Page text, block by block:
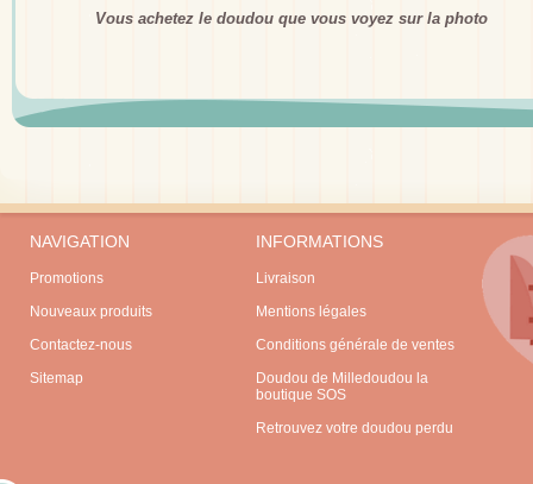
Vous achetez le doudou que vous voyez sur la photo
NAVIGATION
Promotions
Nouveaux produits
Contactez-nous
Sitemap
INFORMATIONS
Livraison
Mentions légales
Conditions générale de ventes
Doudou de Milledoudou la
boutique SOS
Retrouvez votre doudou perdu